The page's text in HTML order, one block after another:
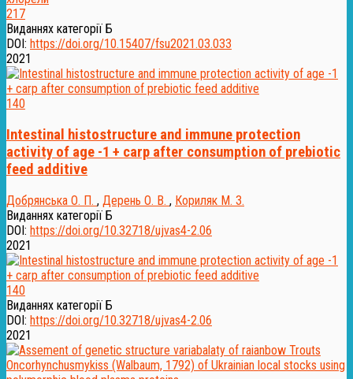
217
Виданнях категорії Б
DOI: https://doi.org/10.15407/fsu2021.03.033
2021
140
Intestinal histostructure and immune protection
activity of age -1 + carp after consumption of prebiotic
feed additive
Добрянська О. П. , Дерень О. В. , Кориляк М. З.
Виданнях категорії Б
DOI: https://doi.org/10.32718/ujvas4-2.06
2021
140
Виданнях категорії Б
DOI: https://doi.org/10.32718/ujvas4-2.06
2021